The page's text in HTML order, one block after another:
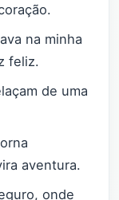
na minha
feliz.
de uma
aventura.
onde